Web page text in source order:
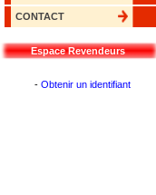
CONTACT
Espace Revendeurs
- Obtenir un identifiant